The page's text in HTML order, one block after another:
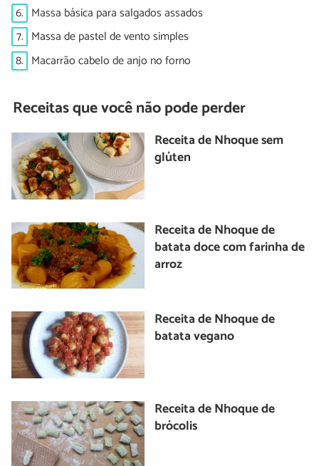
6. Massa básica para salgados assados
7. Massa de pastel de vento simples
8. Macarrão cabelo de anjo no forno
Receitas que você não pode perder
Receita de Nhoque sem
glúten
Receita de Nhoque de
batata doce com farinha de
arroz
Receita de Nhoque de
batata vegano
Receita de Nhoque de
brócolis